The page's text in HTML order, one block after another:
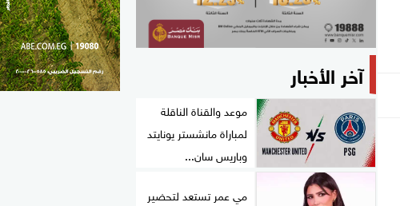
آخر الأخبار
موعد والقناة الناقلة
لمباراة مانشستر يونايتد
وباريس سان...
مي عمر تستعد لتحضير